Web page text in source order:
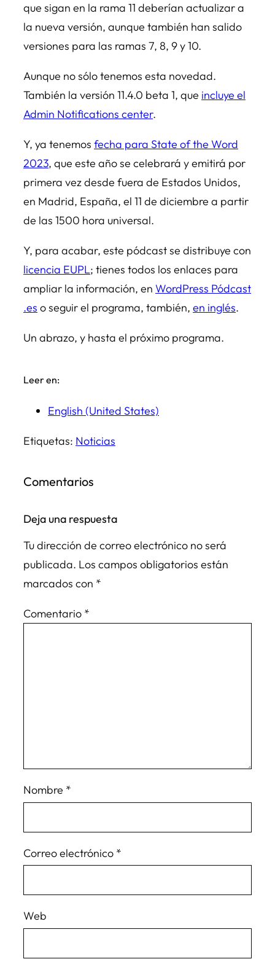
que sigan en la rama 11 deberían actualizar a
la nueva versión, aunque también han salido
versiones para las ramas 7, 8, 9 y 10.
Aunque no sólo tenemos esta novedad.
También la versión 11.4.0 beta 1, que incluye el
Admin Notifications center.
Y, ya tenemos fecha para State of the Word
2023, que este año se celebrará y emitirá por
primera vez desde fuera de Estados Unidos,
en Madrid, España, el 11 de diciembre a partir
de las 1500 hora universal.
Y, para acabar, este pódcast se distribuye con
licencia EUPL; tienes todos los enlaces para
ampliar la información, en WordPress Pódcast
.es o seguir el programa, también, en inglés.
Un abrazo, y hasta el próximo programa.
Leer en:
English (United States)
Etiquetas: Noticias
Comentarios
Deja una respuesta
Tu dirección de correo electrónico no será
publicada. Los campos obligatorios están
marcados con *
Comentario *
Nombre *
Correo electrónico *
Web